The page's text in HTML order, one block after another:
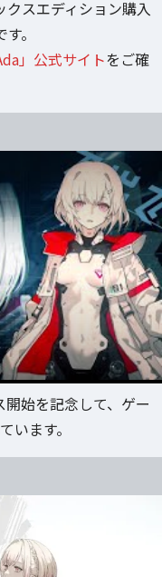
スエディション購入
。
」公式サイトをご確
始を記念して、ゲー
います。